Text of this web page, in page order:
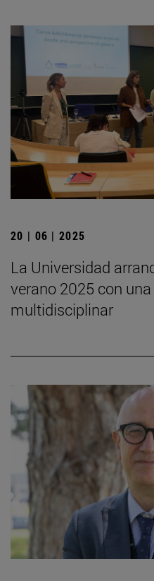
20 | 06 | 2025
La Universidad
verano 2025 con
multidisciplinar